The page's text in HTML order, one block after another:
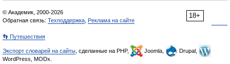
18+
© Академик, 2000-2026
Обратная связь: Техподдержка Реклама на сайте
👣 Путешествия
Экспорт словарей на сайты , сделанные на PHP, Joomla,
Drupal,
WordPress, MODx.